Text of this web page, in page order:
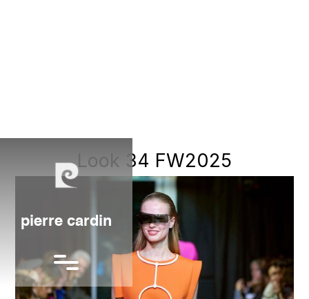
pierre cardin
Look 34 FW2025